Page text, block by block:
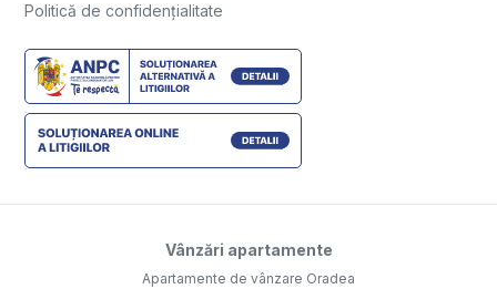
Politică de confidențialitate
Vânzări apartamente
Apartamente de vânzare Oradea